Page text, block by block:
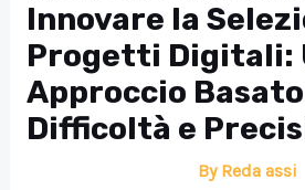
Innovare la
Progetti Digitali:
Approccio
Difficoltà e
By Reda assi